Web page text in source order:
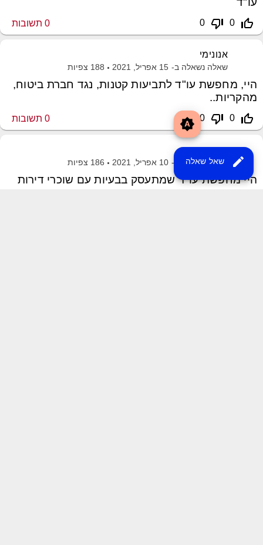
brightness_auto
edit שאל שאלה
thumb_up_off_alt
0
thumb_down_off_alt
0
0 תשובות
אנונימי
שאלה נשאלה ב- 15 אפריל, 2021 188 צפיות
היי, מחפשת עו"ד לתביעות קטנות, נגד חברת ביטוח,
מהקריות..
thumb_up_off_alt
0
thumb_down_off_alt
0
0 תשובות
אנונימי
שאלה נשאלה ב- 10 אפריל, 2021 186 צפיות
היי מחפשת עו"ד שמתעסק בבעיות עם שוכרי דירות